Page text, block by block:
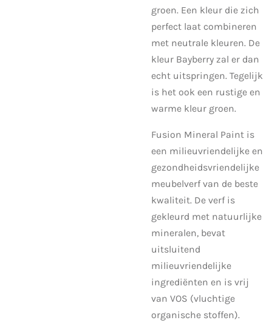
groen. Een kleur die zich
perfect laat combineren
met neutrale kleuren. De
kleur Bayberry zal er dan
echt uitspringen. Tegelijk
is het ook een rustige en
warme kleur groen.
Fusion Mineral Paint is
een milieuvriendelijke en
gezondheidsvriendelijke
meubelverf van de beste
kwaliteit. De verf is
gekleurd met natuurlijke
mineralen, bevat
uitsluitend
milieuvriendelijke
ingrediënten en is vrij
van VOS (vluchtige
organische stoffen).